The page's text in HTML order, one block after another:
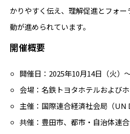
かりやすく伝え、理解促進とフォ
動が進められています。
開催概要
開催日：2025年10月14日（火）
会場：名鉄トヨタホテルおよび
主催：国際連合経済社会局（UN
共催：豊田市、都市・自治体連